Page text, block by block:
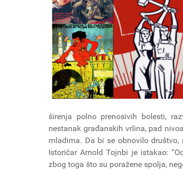
širenja polno prenosivih bolesti,
nestanak građanskih vrlina, pad
mladima. Da bi se obnovilo
Istoričar Arnold Tojnbi je istakao:
zbog toga što su poražene spolja,